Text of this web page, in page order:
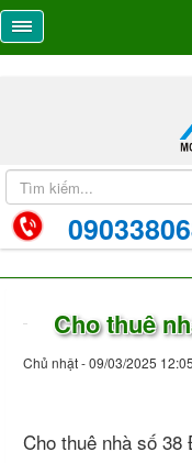
Cho thuê
Chủ nhật - 09/03/2025 12:05
Cho thuê nhà số